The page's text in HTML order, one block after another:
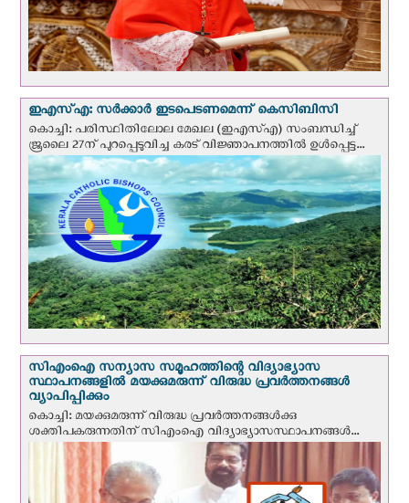
ഇഎസ്എ: സര്‍ക്കാര്‍ ഇടപെടണമെന്ന് കെ‌സി‌ബി‌സി
കൊച്ചി: പരിസ്ഥിതിലോല മേഖല (ഇഎസ്എ) സംബന്ധിച്ച്
ജൂലൈ 27ന് പുറപ്പെടുവിച്ച കരട് വിജ്ഞാപനത്തിൽ ഉൾപ്പെട്ട...
സി‌എം‌ഐ സന്യാസ സമൂഹത്തിന്റെ വിദ്യാഭ്യാസ
സ്ഥാപനങ്ങളില്‍ മയക്കുമരുന്ന് വിരുദ്ധ പ്രവർത്തനങ്ങൾ
വ്യാപിപ്പിക്കും
കൊച്ചി: മയക്കുമരുന്ന് വിരുദ്ധ പ്രവർത്തനങ്ങൾക്കു
ശക്തിപകരുന്നതിന് സിഎംഐ വിദ്യാഭ്യാസസ്ഥാപനങ്ങൾ...